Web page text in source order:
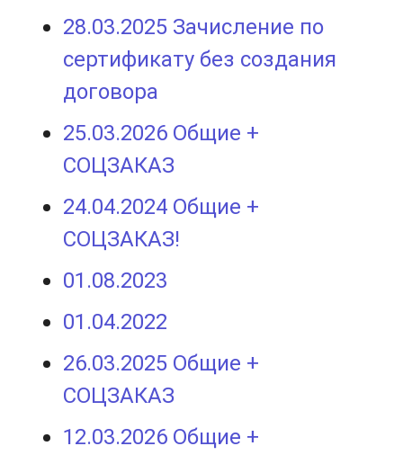
28.03.2025 Зачисление по
сертификату без создания
договора
25.03.2026 Общие +
СОЦЗАКАЗ
24.04.2024 Общие +
СОЦЗАКАЗ!
01.08.2023
01.04.2022
26.03.2025 Общие +
СОЦЗАКАЗ
12.03.2026 Общие +